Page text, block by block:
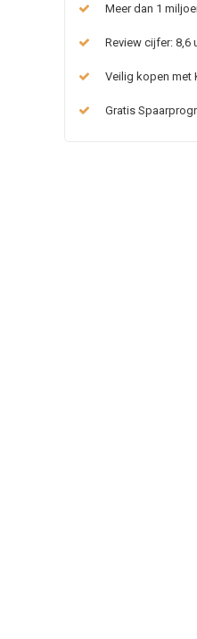
Meer dan 1
Review cijfer: 8,6
Veilig kopen met
Gratis